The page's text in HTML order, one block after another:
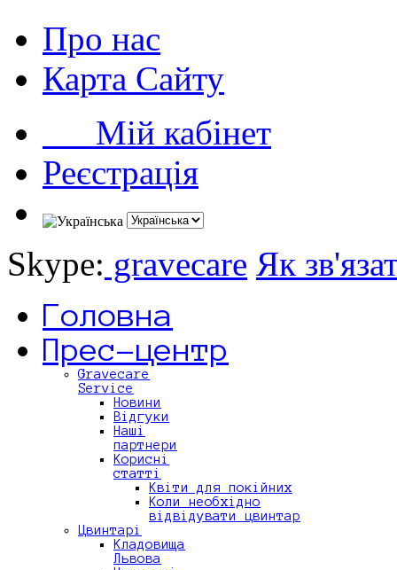
Про нас
Карта Сайту
Мій кабінет
Реєстрація
Skype: gravecare Як
Головна
Прес-центр
Gravecare
Service
Новини
Відгуки
Наші
партнери
Корисні
статті
Квіти для покійних
Коли необхідно
відвідувати цвинтар
Цвинтарі
Кладовища
Львова